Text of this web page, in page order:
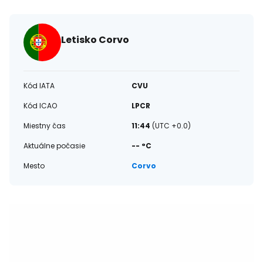
Letisko Corvo
Kód IATA
CVU
Kód ICAO
LPCR
Miestny čas
11:44 (UTC +0.0)
Aktuálne počasie
-- °C
Mesto
Corvo